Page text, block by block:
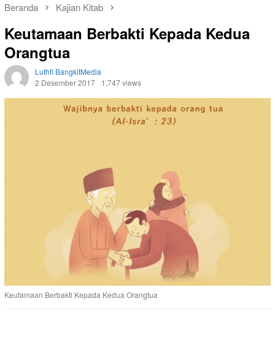
Beranda Kajian Kitab
Keutamaan Berbakti Kepada Kedua
Orangtua
Luthfi BangkitMedia
2 Desember 2017
1,747 views
Keutamaan Berbakti Kepada Kedua Orangtua